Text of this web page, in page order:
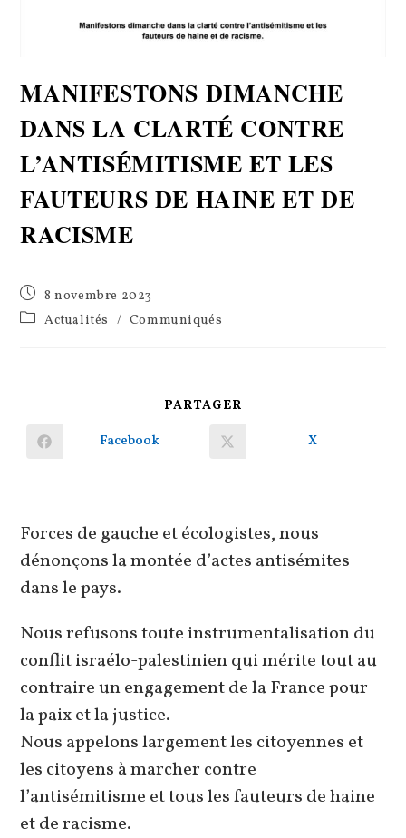
MANIFESTONS DIMANCHE
DANS LA CLARTÉ CONTRE
L’ANTISÉMITISME ET LES
FAUTEURS DE HAINE ET DE
RACISME
Publication
publiée :
8 novembre 2023
PostActualités / Communiqués
PARTAGER
Ouvrir
Facebook Ouvrir
X
Forces de gauche et écologistes, nous
dénonçons la montée d’actes antisémites
dans le pays.
Nous refusons toute instrumentalisation du
conflit israélo-palestinien qui mérite tout au
contraire un engagement de la France pour
la paix et la justice.
Nous appelons largement les citoyennes et
les citoyens à marcher contre
l’antisémitisme et tous les fauteurs de haine
et de racisme.